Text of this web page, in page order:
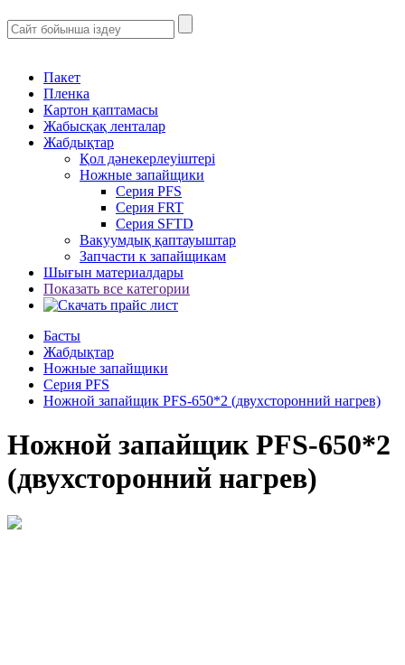
Пакет
Пленка
Картон қаптамасы
Жабысқақ ленталар
Жабдықтар
Қол дәнекерлеуіштері
Ножные запайщики
Серия PFS
Серия FRT
Серия SFTD
Вакуумдық қаптауыштар
Запчасти к запайщикам
Шығын материалдары
Показать все категории
Басты
Жабдықтар
Ножные запайщики
Серия PFS
Ножной запайщик PFS-650*2 (двухсторонний нагрев)
Ножной запайщик PFS-650*2
(двухсторонний нагрев)